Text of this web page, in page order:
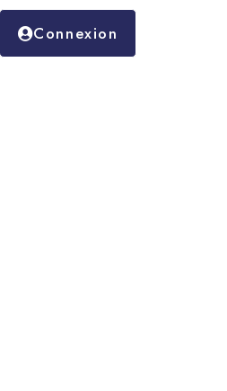
Connexion